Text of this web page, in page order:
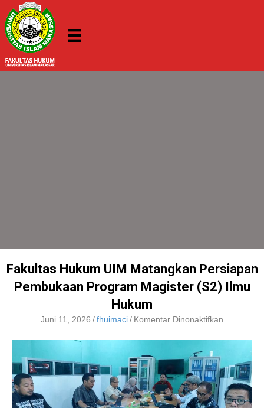
Fakultas Hukum UIM Matangkan Persiapan
Pembukaan Program Magister (S2) Ilmu
Hukum
Juni 11, 2026 /fhuimaci/ Komentar Dinonaktifkan
Hukum
Matangkan
Persiapan
Program